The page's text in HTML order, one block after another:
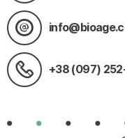
+38 (097)